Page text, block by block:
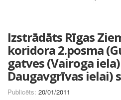
Izstrādāts Rīgas
koridora 2.posma
gatves (Vairoga
Daugavgrīvas ielai)
Publicēts: 20/01/2011